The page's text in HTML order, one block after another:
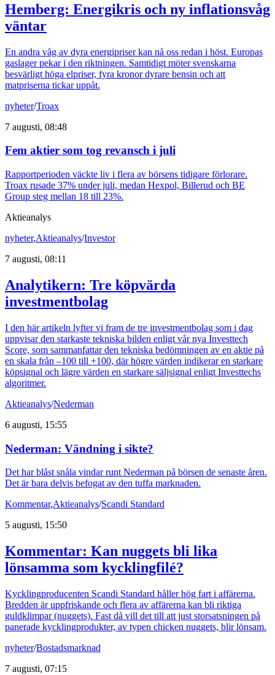
Hemberg: Energikris och ny inflationsvåg
väntar
En andra våg av dyra energipriser kan nå oss redan i höst. Europas
gaslager pekar i den riktningen. Samtidigt möter svenskarna
besvärligt höga elpriser, fyra kronor dyrare bensin och att
matpriserna tickar uppåt.
nyheter/Troax
7 augusti, 08:48
Fem aktier som tog revansch i juli
Rapportperioden väckte liv i flera av börsens tidigare förlorare.
Troax rusade 37% under juli, medan Hexpol, Billerud och BE
Group steg mellan 18 till 23%.
Aktieanalys
nyheter,Aktieanalys/Investor
7 augusti, 08:11
Analytikern: Tre köpvärda
investmentbolag
I den här artikeln lyfter vi fram de tre investmentbolag som i dag
uppvisar den starkaste tekniska bilden enligt vår nya Investtech
Score, som sammanfattar den tekniska bedömningen av en aktie på
en skala från –100 till +100, där högre värden indikerar en starkare
köpsignal och lägre värden en starkare säljsignal enligt Investtechs
algoritmer.
Aktieanalys/Nederman
6 augusti, 15:55
Nederman: Vändning i sikte?
Det har blåst snåla vindar runt Nederman på börsen de senaste åren.
Det är bara delvis befogat av den tuffa marknaden.
Kommentar,Aktieanalys/Scandi Standard
5 augusti, 15:50
Kommentar: Kan nuggets bli lika
lönsamma som kycklingfilé?
Kycklingproducenten Scandi Standard håller hög fart i affärerna.
Bredden är uppfriskande och flera av affärerna kan bli riktiga
guldklimpar (nuggets). Fast då vill det till att just storsatsningen på
panerade kycklingprodukter, av typen chicken nuggets, blir lönsam.
nyheter/Bostadsmarknad
7 augusti, 07:15